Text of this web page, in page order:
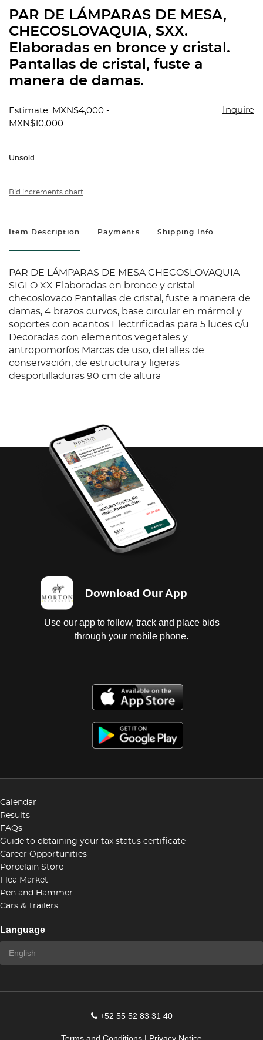
PAR DE LÁMPARAS DE MESA,
CHECOSLOVAQUIA, SXX.
Elaboradas en bronce y cristal.
Pantallas de cristal, fuste a
manera de damas.
Estimate: MXN$4,000 -
MXN$10,000
Inquire
Unsold
Bid increments chart
Item Description Payments Shipping Info
PAR DE LÁMPARAS DE MESA CHECOSLOVAQUIA
SIGLO XX Elaboradas en bronce y cristal
checoslovaco Pantallas de cristal, fuste a manera de
damas, 4 brazos curvos, base circular en mármol y
soportes con acantos Electrificadas para 5 luces c/u
Decoradas con elementos vegetales y
antropomorfos Marcas de uso, detalles de
conservación, de estructura y ligeras
desportilladuras 90 cm de altura
Download Our App
Use our app to follow, track and place bids
through your mobile phone.
Calendar
Results
FAQs
Guide to obtaining your tax status certificate
Career Opportunities
Porcelain Store
Flea Market
Pen and Hammer
Cars & Trailers
Language
+52 55 52 83 31 40